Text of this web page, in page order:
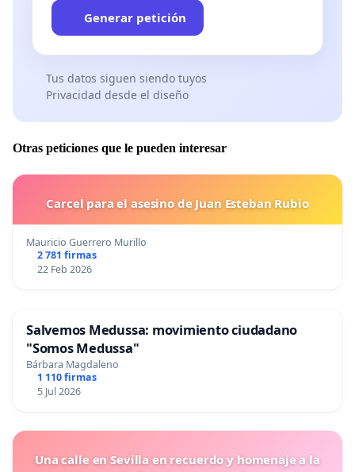
Generar petición
Tus datos siguen siendo tuyos
Privacidad desde el diseño
Otras peticiones que le pueden interesar
Carcel para el asesino de Juan Esteban Rubio
Mauricio Guerrero Murillo
2 781 firmas
22 Feb 2026
Salvemos Medussa: movimiento ciudadano
"Somos Medussa"
Bárbara Magdaleno
1 110 firmas
5 Jul 2026
Una calle en Sevilla en recuerdo y homenaje a la